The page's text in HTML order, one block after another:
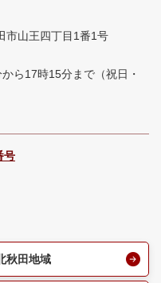
山王四丁目1番1号
ら17時15分まで （祝日・
号
秋田地域